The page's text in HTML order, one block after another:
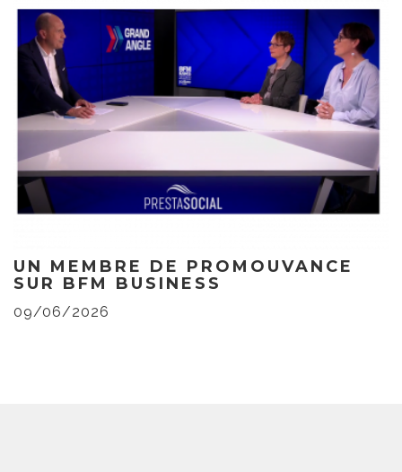
UN MEMBRE DE PROMOUVANCE
SUR BFM BUSINESS
09/06/2026